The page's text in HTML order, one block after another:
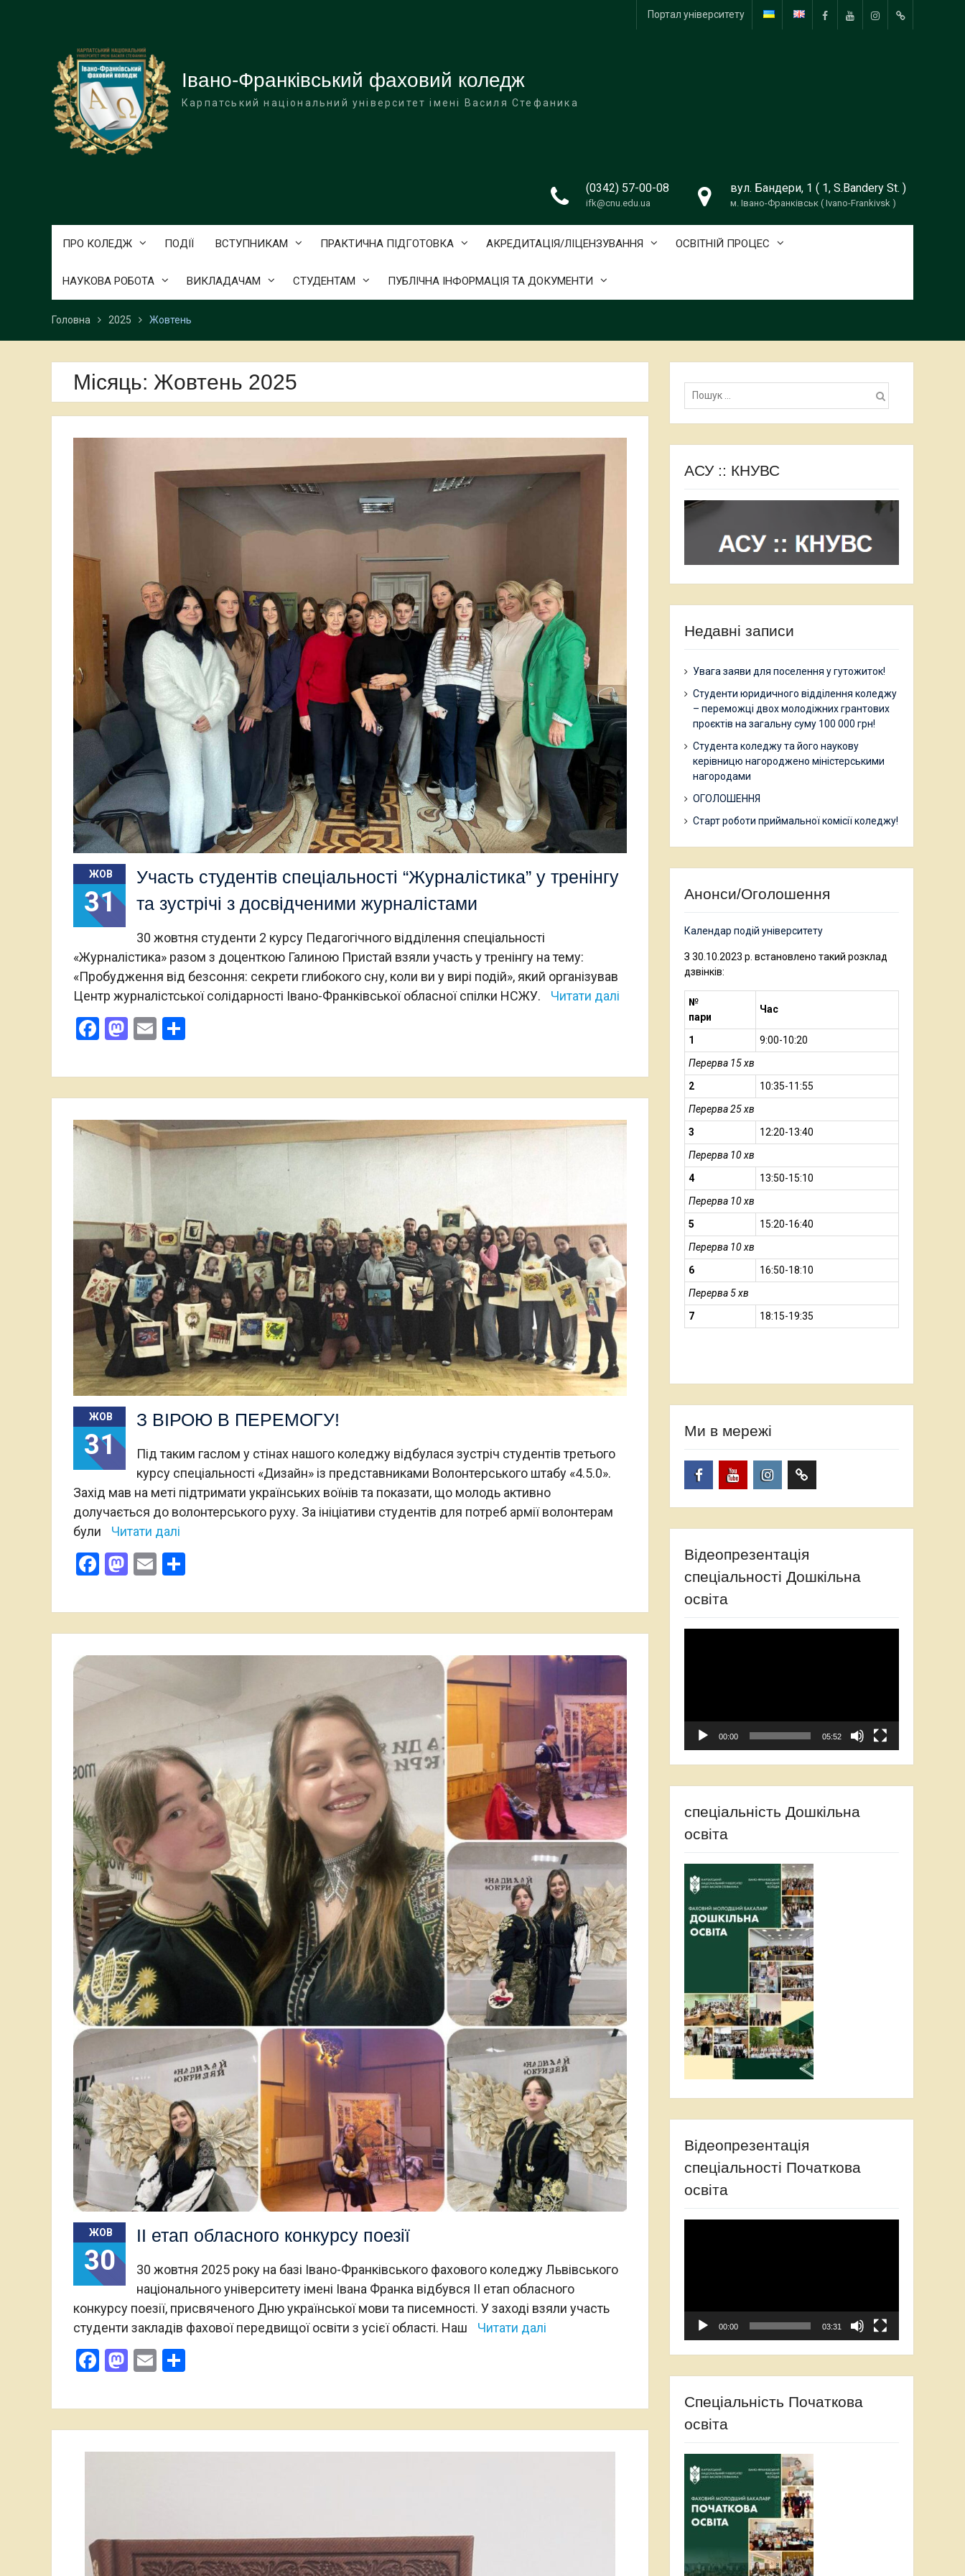
FacebookYouTubeInstagramTikTok
Портал університету
Івано-Франківський фаховий коледж
Карпатський національний університет імені Василя Стефаника
(0342) 57-00-08
ifk@cnu.edu.ua
вул. Бандери, 1 ( 1, S.Bandery St. )
м. Івано-Франківськ ( Ivano-Frankivsk )
ПРО КОЛЕДЖ ПОДІЇ ВСТУПНИКАМ ПРАКТИЧНА ПІДГОТОВКА АКРЕДИТАЦІЯ/ЛІЦЕНЗУВАННЯ ОСВІТНІЙ ПРОЦЕС
НАУКОВА РОБОТА ВИКЛАДАЧАМ СТУДЕНТАМ ПУБЛІЧНА ІНФОРМАЦІЯ ТА ДОКУМЕНТИ
Головна 2025 Жовтень
Місяць: Жовтень 2025
ЖОВ
31
Участь студентів спеціальності “Журналістика” у тренінгу
та зустрічі з досвідченими журналістами
30 жовтня студенти 2 курсу Педагогічного відділення спеціальності
«Журналістика» разом з доценткою Галиною Пристай взяли участь у тренінгу на тему:
«Пробудження від безсоння: секрети глибокого сну, коли ви у вирі подій», який організував
Центр журналістської солідарності Івано-Франківської обласної спілки НСЖУ.
Читати далі
Facebook
Mastodon
Email
ЖОВ
31
З ВІРОЮ В ПЕРЕМОГУ!
Під таким гаслом у стінах нашого коледжу відбулася зустріч студентів третього
курсу спеціальності «Дизайн» із представниками Волонтерського штабу «4.5.0».
Захід мав на меті підтримати українських воїнів та показати, що молодь активно
долучається до волонтерського руху. За ініціативи студентів для потреб армії волонтерам
були
Читати далі
Facebook
Mastodon
Email
ЖОВ
30
ІІ етап обласного конкурсу поезії
30 жовтня 2025 року на базі Івано-Франківського фахового коледжу Львівського
національного університету імені Івана Франка відбувся ІІ етап обласного
конкурсу поезії, присвяченого Дню української мови та писемності. У заході взяли участь
студенти закладів фахової передвищої освіти з усієї області. Наш
Читати далі
Facebook
Mastodon
Email
Пошук:
АСУ :: КНУВС
Недавні записи
Увага заяви для поселення у гутожиток!
Студенти юридичного відділення коледжу
– переможці двох молодіжних грантових
проєктів на загальну суму 100 000 грн!
Студента коледжу та його наукову
керівницю нагороджено міністерськими
нагородами
ОГОЛОШЕННЯ
Старт роботи приймальної комісії коледжу!
Анонси/Оголошення
Календар подій університету
З 30.10.2023 р. встановлено такий розклад
дзвінків:
№
пари
Час
1
9:00-10:20
Перерва 15 хв
2
10:35-11:55
Перерва 25 хв
3
12:20-13:40
Перерва 10 хв
4
13:50-15:10
Перерва 10 хв
5
15:20-16:40
Перерва 10 хв
6
16:50-18:10
Перерва 5 хв
7
18:15-19:35
Ми в мережі
Відеопрезентація
спеціальності Дошкільна
освіта
00:00 05:52
спеціальність Дошкільна
освіта
Відеопрезентація
спеціальності Початкова
освіта
00:00 03:31
Спеціальність Початкова
освіта